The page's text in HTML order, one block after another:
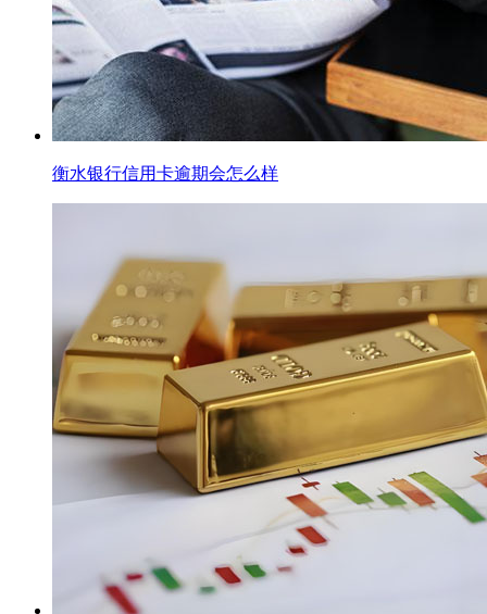
衡水银行信用卡逾期会怎么样